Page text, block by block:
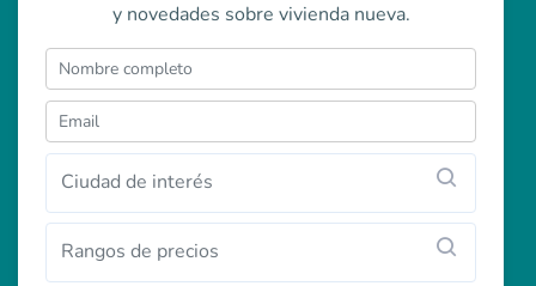
y novedades sobre vivienda nueva.
Ciudad de interés
Rangos de precios